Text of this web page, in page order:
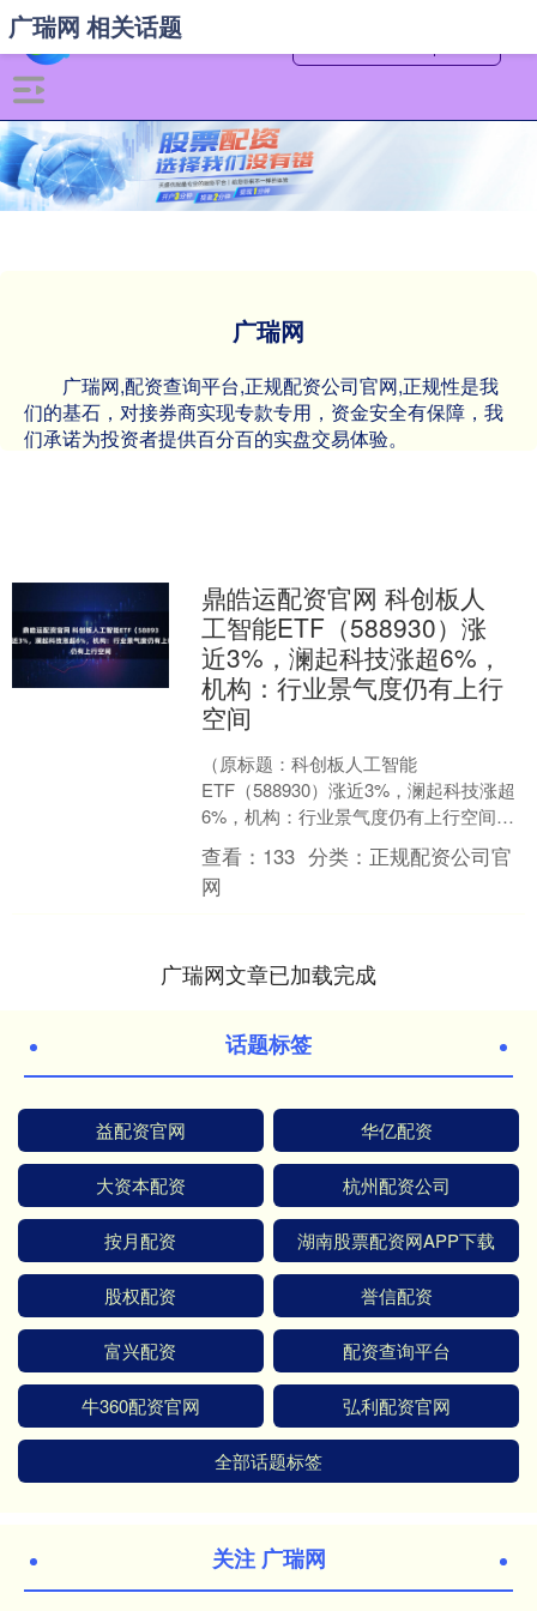
广瑞网
广瑞网,配资查询平台,正规配资公司官网,正规性是我
们的基石，对接券商实现专款专用，资金安全有保障，我
们承诺为投资者提供百分百的实盘交易体验。
广瑞网 相关话题
鼎皓运配资官网 科创板人
工智能ETF（588930）涨
近3%，澜起科技涨超6%，
机构：行业景气度仍有上行
空间
（原标题：科创板人工智能
ETF（588930）涨近3%，澜起科技涨超
6%，机构：行业景气度仍有上行空间）
10月24日，指数走强，创业板指拉升涨
逾1.03%，沪....
查看： 133 分类： 正规配资公司官
网
广瑞网文章已加载完成
话题标签
益配资官网 华亿配资
大资本配资 杭州配资公司
按月配资 湖南股票配资网APP下载
股权配资 誉信配资
富兴配资 配资查询平台
牛360配资官网 弘利配资官网
全部话题标签
关注 广瑞网